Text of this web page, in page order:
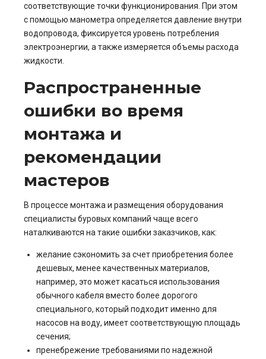
соответствующие точки функционирования. При этом
с помощью манометра определяется давление внутри
водопровода, фиксируется уровень потребления
электроэнергии, а также измеряется объемы расхода
жидкости.
Распространенные
ошибки во время
монтажа и
рекомендации
мастеров
В процессе монтажа и размещения оборудования
специалисты буровых компаний чаще всего
наталкиваются на такие ошибки заказчиков, как:
желание сэкономить за счет приобретения более
дешевых, менее качественных материалов,
например, это может касаться использования
обычного кабеля вместо более дорогого
специального, который подходит именно для
насосов на воду, имеет соответствующую площадь
сечения;
пренебрежение требованиями по надежной